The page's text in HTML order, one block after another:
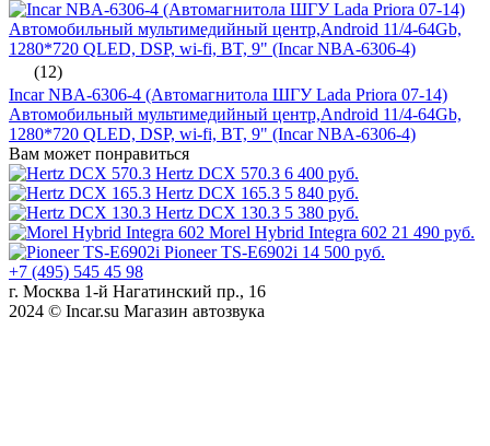
(12)
Incar NBA-6306-4 (Автомагнитола ШГУ Lada Priora 07-14)
Автомобильный мультимедийный центр,Android 11/4-64Gb,
1280*720 QLED, DSP, wi-fi, BT, 9" (Incar NBA-6306-4)
Вам может понравиться
Hertz DCX 570.3 6 400 руб.
Hertz DCX 165.3 5 840 руб.
Hertz DCX 130.3 5 380 руб.
Morel Hybrid Integra 602 21 490 руб.
Pioneer TS-E6902i 14 500 руб.
+7 (495) 545 45 98
г. Москва 1-й Нагатинский пр., 16
2024 © Incar.su Магазин автозвука